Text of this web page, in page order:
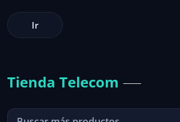
Tienda Telecom